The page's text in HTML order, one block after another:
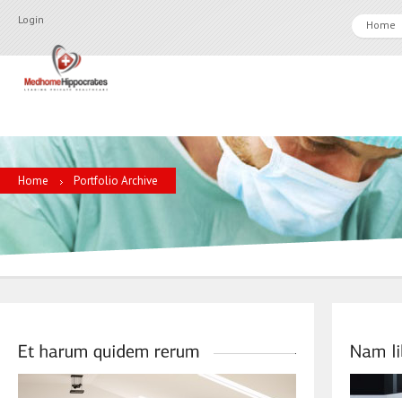
Login Home
Home Portfolio Archive